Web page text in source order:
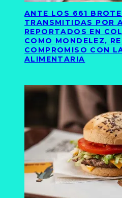
ANTE LOS 661
TRANSMITIDAS POR
REPORTADOS EN
COMO MONDELEZ,
COMPROMISO CON
ALIMENTARIA